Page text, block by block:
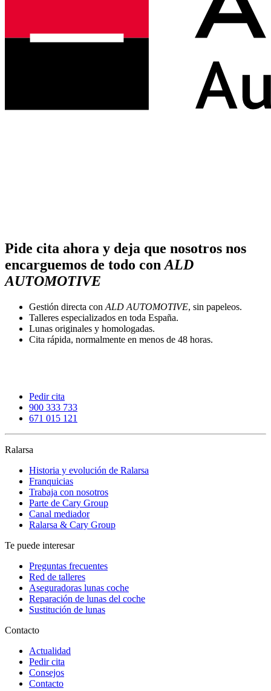
Pide cita ahora y deja que nosotros nos
encarguemos de todo con ALD
AUTOMOTIVE
Gestión directa con ALD AUTOMOTIVE, sin papeleos.
Talleres especializados en toda España.
Lunas originales y homologadas.
Cita rápida, normalmente en menos de 48 horas.
Pedir cita
900 333 733
671 015 121
Ralarsa
Historia y evolución de Ralarsa
Franquicias
Trabaja con nosotros
Parte de Cary Group
Canal mediador
Ralarsa & Cary Group
Te puede interesar
Preguntas frecuentes
Red de talleres
Aseguradoras lunas coche
Reparación de lunas del coche
Sustitución de lunas
Contacto
Actualidad
Pedir cita
Consejos
Contacto